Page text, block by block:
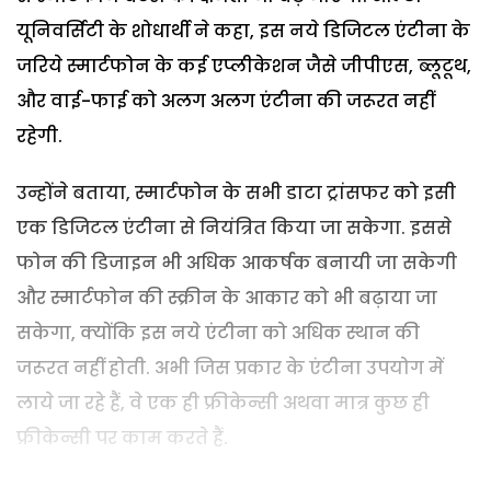
यूनिवर्सिटी के शोधार्थी ने कहा, इस नये डिजिटल एंटीना के
जरिये स्मार्टफोन के कई एप्लीकेशन जैसे जीपीएस, ब्लूटूथ,
और वाई-फाई को अलग अलग एंटीना की जरूरत नहीं
रहेगी.
उन्होंने बताया, स्मार्टफोन के सभी डाटा ट्रांसफर को इसी
एक डिजिटल एंटीना से नियंत्रित किया जा सकेगा. इससे
फोन की डिजाइन भी अधिक आकर्षक बनायी जा सकेगी
और स्मार्टफोन की स्क्रीन के आकार को भी बढ़ाया जा
सकेगा, क्योंकि इस नये एंटीना को अधिक स्थान की
जरूरत नहीं होती. अभी जिस प्रकार के एंटीना उपयोग में
लाये जा रहे हैं, वे एक ही फ्रीकेन्सी अथवा मात्र कुछ ही
फ्रीकेन्सी पर काम करते हैं.